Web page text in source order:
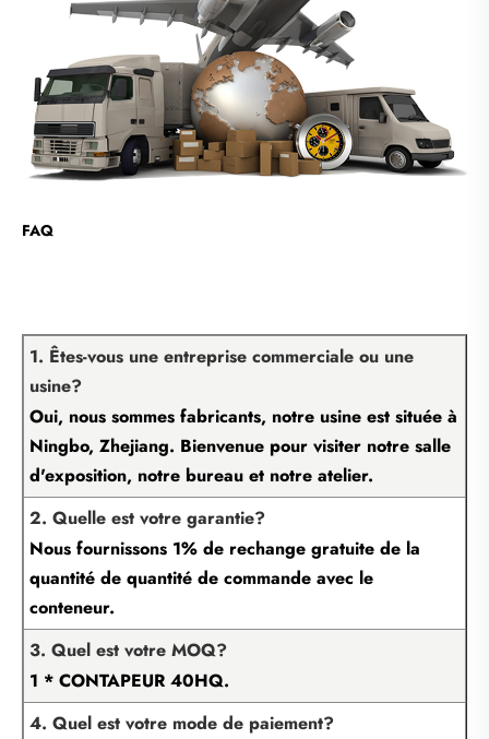
FAQ
1. Êtes-vous une entreprise commerciale ou une
usine?
Oui, nous sommes fabricants, notre usine est située à
Ningbo, Zhejiang. Bienvenue pour visiter notre salle
d'exposition, notre bureau et notre atelier.
2. Quelle est votre garantie?
Nous fournissons 1% de rechange gratuite de la
quantité de quantité de commande avec le
conteneur.
3. Quel est votre MOQ?
1 * CONTAPEUR 40HQ.
4. Quel est votre mode de paiement?